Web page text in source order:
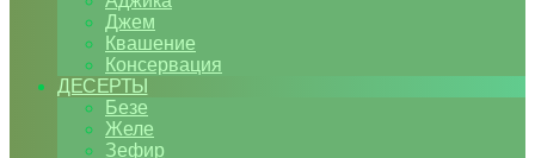
Джем
Квашение
Консервация
ДЕСЕРТЫ
Безе
Желе
Зефир